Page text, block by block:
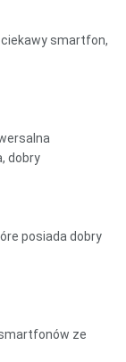
smartfon,
dobry
posiada dobry
ze